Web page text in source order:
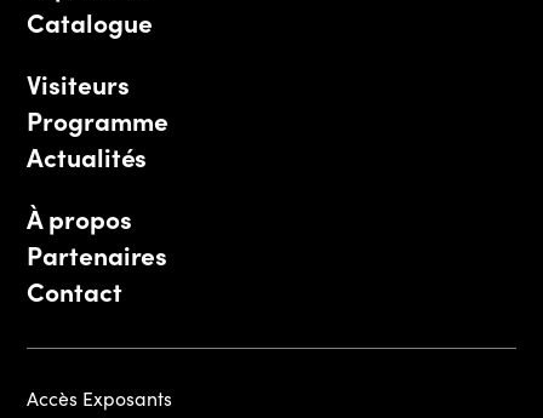
Catalogue
Visiteurs
Programme
Actualités
À propos
Partenaires
Contact
Accès Exposants